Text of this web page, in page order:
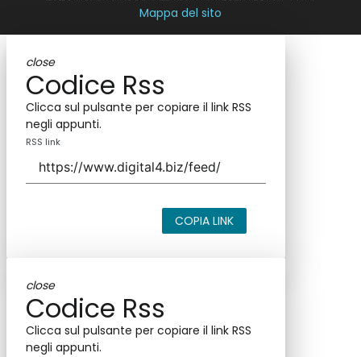
Mappa del sito
close
Codice Rss
Clicca sul pulsante per copiare il link RSS
negli appunti.
RSS link
COPIA LINK
close
Codice Rss
Clicca sul pulsante per copiare il link RSS
negli appunti.